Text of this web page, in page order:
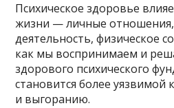
Психическое здоровье
жизни — личные
деятельность, физическое
как мы воспринимаем и
здорового психического
становится более уязвимой
и выгоранию.